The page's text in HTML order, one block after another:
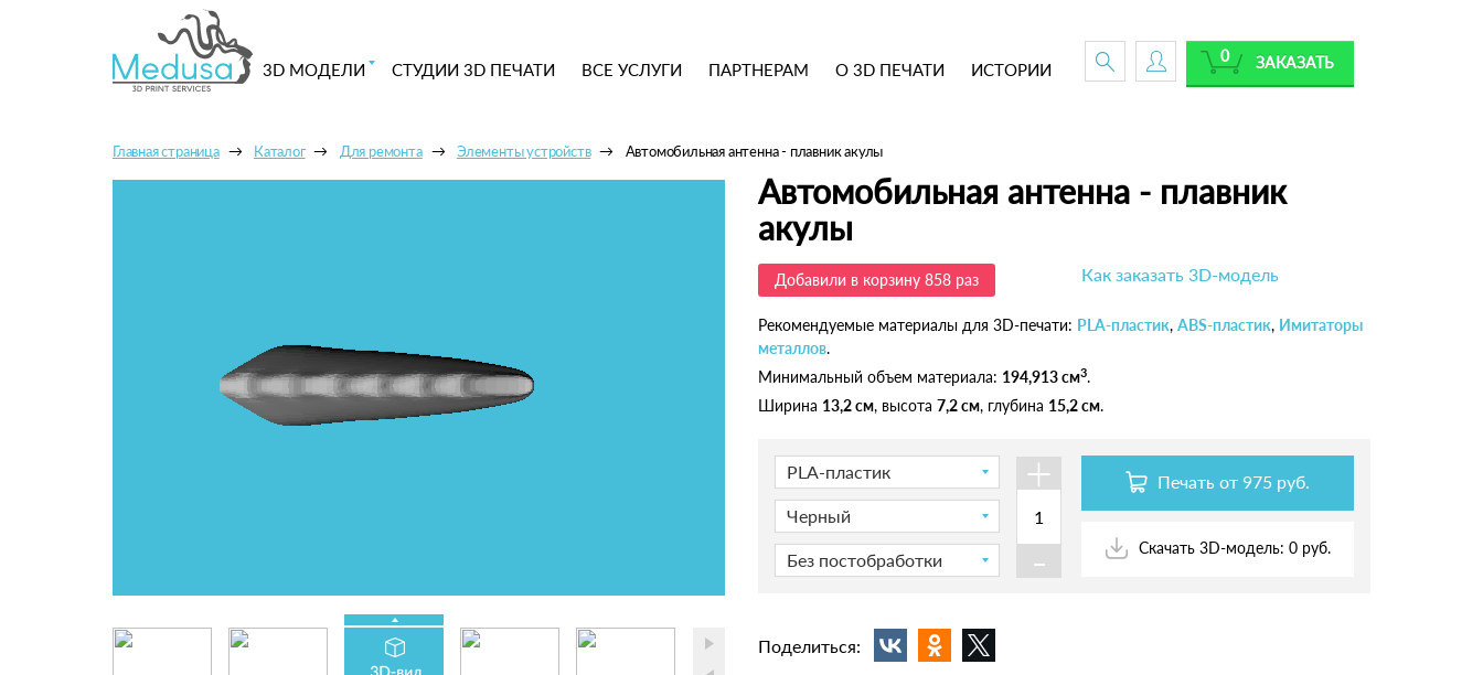
3D МОДЕЛИ СТУДИИ 3D ПЕЧАТИ ВСЕ УСЛУГИ ПАРТНЕРАМ О 3D ПЕЧАТИ ИСТОРИИ ЗАКАЗАТЬ
0
Главная страница Каталог Для ремонта Элементы устройств Автомобильная антенна - плавник акулы
Автомобильная антенна - плавник
акулы
Добавили в корзину 858 раз Как заказать 3D-модель
Рекомендуемые материалы для 3D-печати: PLA-пластик, ABS-пластик, Имитаторы
металлов.
Минимальный объем материала: 194,913 см3.
Ширина 13,2 см, высота 7,2 см, глубина 15,2 см.
PLA-пластик
Черный
Без постобработки
+
-
Печать от 975 руб.
Скачать 3D-модель: 0 руб.
Поделиться: